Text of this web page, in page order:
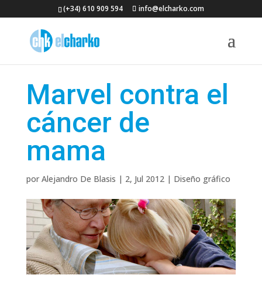
(+34) 610 909 594 info@elcharko.com
Marvel contra el
cáncer de
mama
por Alejandro De Blasis | 2, Jul 2012| Diseño gráfico